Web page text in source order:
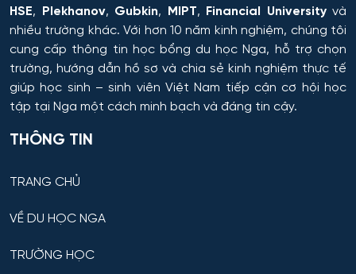
HSE, Plekhanov, Gubkin, MIPT, Financial Universityvà
nhiều trường khác. Với hơn 10 năm kinh nghiệm, chúng tôi
cung cấp thông tin học bổng du học Nga, hỗ trợ chọn
trường, hướng dẫn hồ sơ và chia sẻ kinh nghiệm thực tế
giúp học sinh – sinh viên Việt Nam tiếp cận cơ hội học
tập tại Nga một cách minh bạch và đáng tin cậy.
THÔNG TIN
TRANG CHỦ
VỀ DU HỌC NGA
TRƯỜNG HỌC